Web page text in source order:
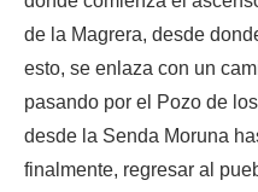
de la Magrera, desde
esto, se enlaza con un
pasando por el Pozo de
desde la Senda Moruna
finalmente, regresar al